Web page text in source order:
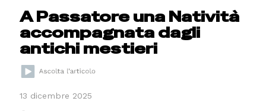
A Passatore una Natività
accompagnata dagli
antichi mestieri
13 dicembre 2025